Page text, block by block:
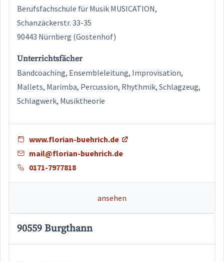
Berufsfachschule für Musik MUSICATION,
Schanzäckerstr. 33-35
90443 Nürnberg (Gostenhof)
Unterrichtsfächer
Bandcoaching, Ensembleleitung, Improvisation,
Mallets, Marimba, Percussion, Rhythmik, Schlagzeug,
Schlagwerk, Musiktheorie
www.florian-buehrich.de
mail@florian-buehrich.de
0171-7977818
ansehen
90559 Burgthann